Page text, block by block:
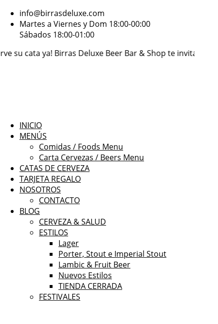
info@birrasdeluxe.com
Martes a Viernes y Dom 18:00-00:00
Sábados 18:00-01:00
ya! Birras Deluxe Beer Bar & Shop te invita a disfrutar
INICIO
MENÚS
Comidas / Foods Menu
Carta Cervezas / Beers Menu
CATAS DE CERVEZA
TARJETA REGALO
NOSOTROS
CONTACTO
BLOG
CERVEZA & SALUD
ESTILOS
Lager
Porter, Stout e Imperial Stout
Lambic & Fruit Beer
Nuevos Estilos
TIENDA CERRADA
FESTIVALES